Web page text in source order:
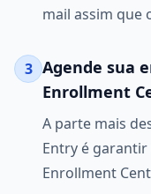
mail assim que
3 Agende sua
Enrollment
A parte mais
Entry é
Enrollment